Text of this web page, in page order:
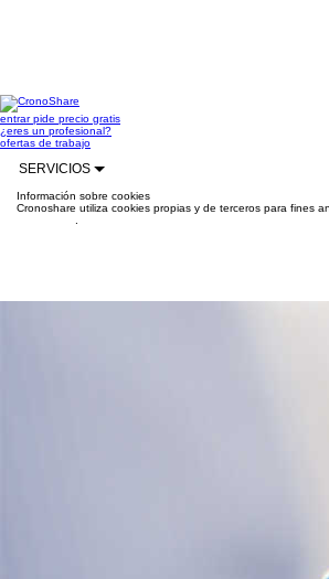
entrarpide precio gratis
¿eres un profesional?
ofertas de trabajo
SERVICIOS
Información sobre cookies
Cronoshare utiliza cookies propias y de terceros para fines